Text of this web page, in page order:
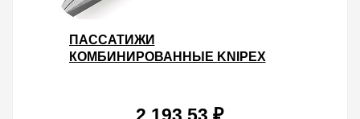
ПАССАТИЖИ
КОМБИНИРОВАННЫЕ KNIPEX
РУКОЯТКАМИ